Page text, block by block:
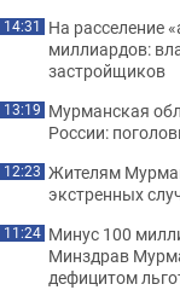
14:31 На расселение
миллиардов:
застройщиков
13:19 Мурманская
России:
12:23 Жителям
экстренных
11:24 Минус 100
Минздрав
дефицитом